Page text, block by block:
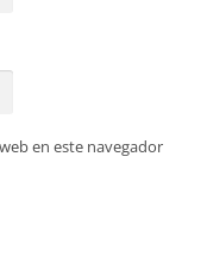
en este navegador